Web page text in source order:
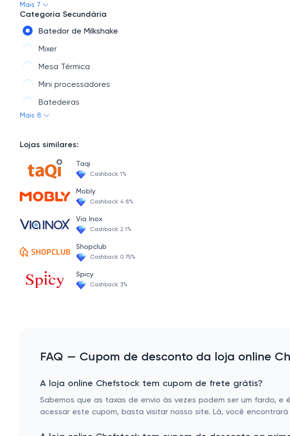
Maquinário de produção
Utilidades
Mais 7
Categoria Secundária
Batedor de Milkshake
Mixer
Mesa Térmica
Mini processadores
Batedeiras
Mais 8
Lojas similares:
Taqi
Cashback 1%
Mobly
Cashback 4.8%
Via Inox
Cashback 2.1%
Shopclub
Cashback 0.75%
Spicy
Cashback 3%
FAQ — Cupom de desconto da loja online
A loja online Chefstock tem cupom de frete grátis?
Sabemos que as taxas de envio às vezes podem ser um fardo,
acessar este cupom, basta visitar nosso site. Lá, você